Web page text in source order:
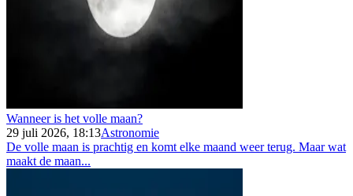
Wanneer is het volle maan?
29 juli 2026, 18:13Astronomie
De volle maan is prachtig en komt elke maand weer terug. Maar wat
maakt de maan...